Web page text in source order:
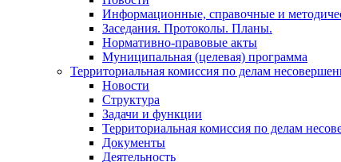
Информационные, справочные и
Заседания. Протоколы. Планы.
Нормативно-правовые акты
Муниципальная (целевая) программа
Территориальная комиссия по делам
Новости
Структура
Задачи и функции
Территориальная комиссия по делам
Документы
Деятельность